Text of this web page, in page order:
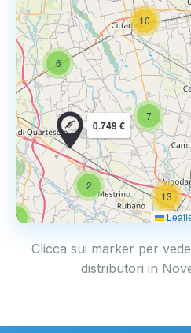
4
2
6
10
7
13
0.749 €
Clicca sui marker per
distributori in